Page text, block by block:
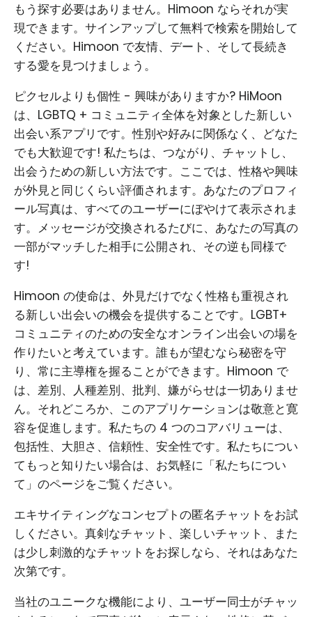
もう探す必要はありません。Himoon ならそれが実
現できます。サインアップして無料で検索を開始して
ください。Himoon で友情、デート、そして長続き
する愛を見つけましょう。
ピクセルよりも個性 - 興味がありますか? HiMoon
は、LGBTQ + コミュニティ全体を対象とした新しい
出会い系アプリです。性別や好みに関係なく、どなた
でも大歓迎です! 私たちは、つながり、チャットし、
出会うための新しい方法です。ここでは、性格や興味
が外見と同じくらい評価されます。あなたのプロフィ
ール写真は、すべてのユーザーにぼやけて表示されま
す。メッセージが交換されるたびに、あなたの写真の
一部がマッチした相手に公開され、その逆も同様で
す!
Himoon の使命は、外見だけでなく性格も重視され
る新しい出会いの機会を提供することです。LGBT+
コミュニティのための安全なオンライン出会いの場を
作りたいと考えています。誰もが望むなら秘密を守
り、常に主導権を握ることができます。Himoon で
は、差別、人種差別、批判、嫌がらせは一切ありませ
ん。それどころか、このアプリケーションは敬意と寛
容を促進します。私たちの 4 つのコアバリューは、
包括性、大胆さ、信頼性、安全性です。私たちについ
てもっと知りたい場合は、お気軽に「私たちについ
て」のページをご覧ください。
エキサイティングなコンセプトの匿名チャットをお試
しください。真剣なチャット、楽しいチャット、また
は少し刺激的なチャットをお探しなら、それはあなた
次第です。
当社のユニークな機能により、ユーザー同士がチャッ